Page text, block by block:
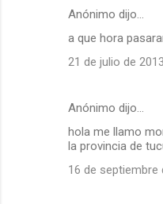
Anónimo dijo…
a que hora
21 de julio de
Anónimo dijo…
hola me llamo
la provincia de
16 de septiembre